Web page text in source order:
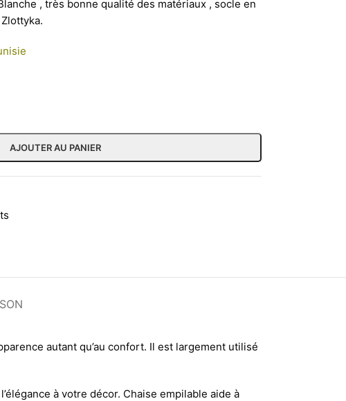
, très bonne qualité des matériaux , socle en
AJOUTER AU PANIER
autant qu’au confort. Il est largement utilisé
à votre décor. Chaise empilable aide à